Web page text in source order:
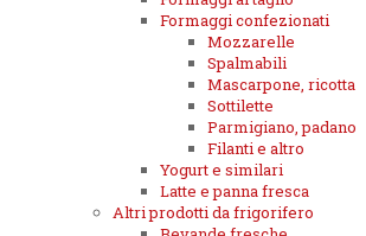
Formaggi confezionati
Mozzarelle
Spalmabili
Mascarpone, ricotta
Sottilette
Parmigiano, padano
Filanti e altro
Yogurt e similari
Latte e panna fresca
Altri prodotti da frigorifero